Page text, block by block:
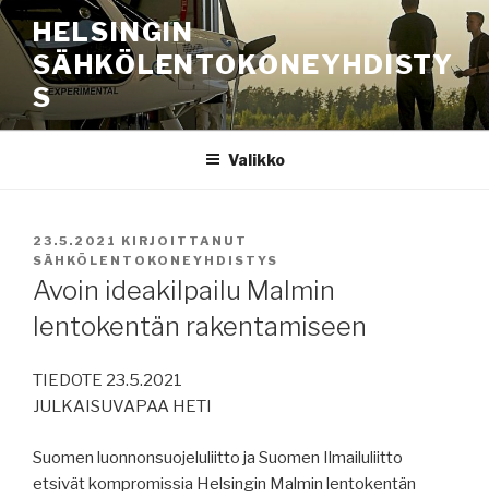
Siirry
sisältöönHELSINGIN
SÄHKÖLENTOKONEYHDISTY
S
Valikko
JULKAISTU
23.5.2021 KIRJOITTANUT
SÄHKÖLENTOKONEYHDISTYS
Avoin ideakilpailu Malmin
lentokentän rakentamiseen
TIEDOTE 23.5.2021
JULKAISUVAPAA HETI
Suomen luonnonsuojeluliitto ja Suomen Ilmailuliitto
etsivät kompromissia Helsingin Malmin lentokentän